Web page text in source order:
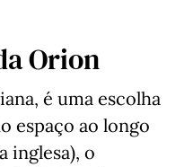
Orion
é uma escolha
espaço ao longo
inglesa), o